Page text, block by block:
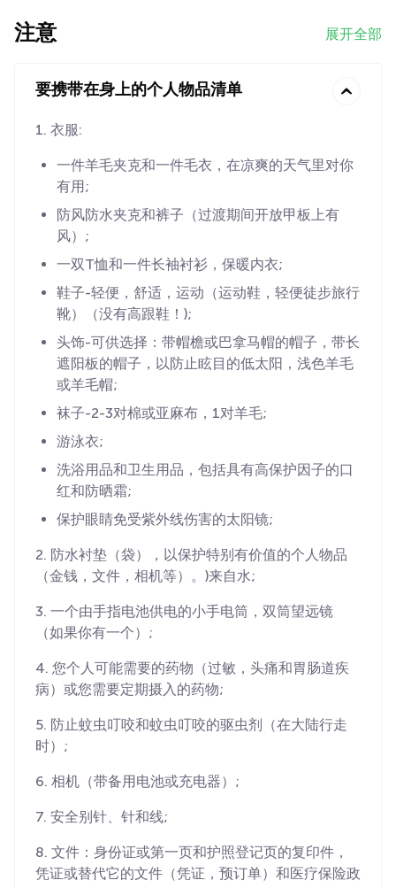
注意 展开全部
要携带在身上的个人物品清单
1. 衣服:
一件羊毛夹克和一件毛衣，在凉爽的天气里对你
有用;
防风防水夹克和裤子（过渡期间开放甲板上有
风）;
一双T恤和一件长袖衬衫，保暖内衣;
鞋子-轻便，舒适，运动（运动鞋，轻便徒步旅行
靴）（没有高跟鞋！);
头饰-可供选择：带帽檐或巴拿马帽的帽子，带长
遮阳板的帽子，以防止眩目的低太阳，浅色羊毛
或羊毛帽;
袜子-2-3对棉或亚麻布，1对羊毛;
游泳衣;
洗浴用品和卫生用品，包括具有高保护因子的口
红和防晒霜;
保护眼睛免受紫外线伤害的太阳镜;
2. 防水衬垫（袋），以保护特别有价值的个人物品
（金钱，文件，相机等）。)来自水;
3. 一个由手指电池供电的小手电筒，双筒望远镜
（如果你有一个）;
4. 您个人可能需要的药物（过敏，头痛和胃肠道疾
病）或您需要定期摄入的药物;
5. 防止蚊虫叮咬和蚊虫叮咬的驱虫剂（在大陆行走
时）;
6. 相机（带备用电池或充电器）;
7. 安全别针、针和线;
8. 文件：身份证或第一页和护照登记页的复印件，
凭证或替代它的文件（凭证，预订单）和医疗保险政